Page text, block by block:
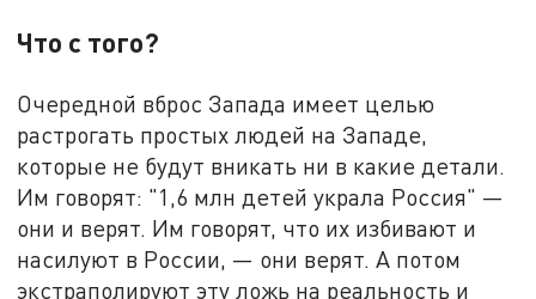
Что с того?
Очередной вброс Запада имеет целью
растрогать простых людей на Западе,
которые не будут вникать ни в какие детали.
Им говорят: "1,6 млн детей украла Россия" —
они и верят. Им говорят, что их избивают и
насилуют в России, — они верят. А потом
экстраполируют эту ложь на реальность и